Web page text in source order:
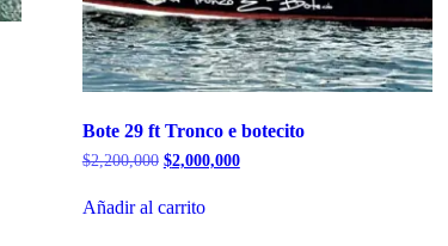
Bote 29 ft Tronco e botecito
$2,200,000 El
original
era:
$2,000,000El
Añadir al carrito